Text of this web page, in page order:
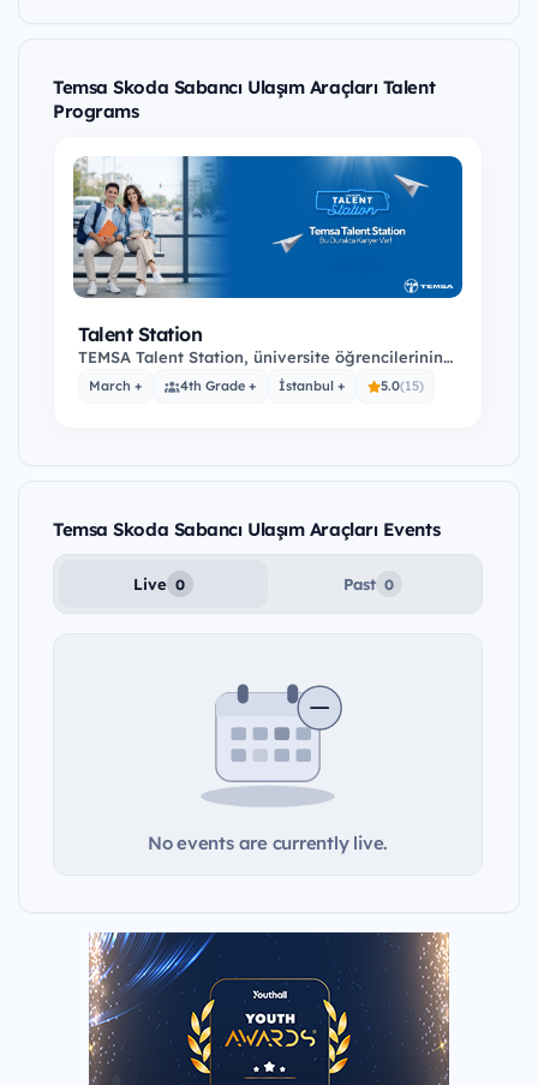
Temsa Skoda Sabancı Ulaşım Araçları Talent
Programs
Talent Station
TEMSA Talent Station, üniversite öğrencilerinin
ve yeni mezunların gerçek projeler üzerinde…
March + 4th Grade + İstanbul + 5.0(15)
Temsa Skoda Sabancı Ulaşım Araçları Events
Live 0 Past 0
No events are currently live.